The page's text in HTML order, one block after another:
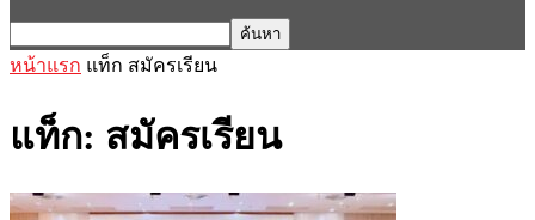
หน้าแรก แท็ก สมัครเรียน
แท็ก: สมัครเรียน